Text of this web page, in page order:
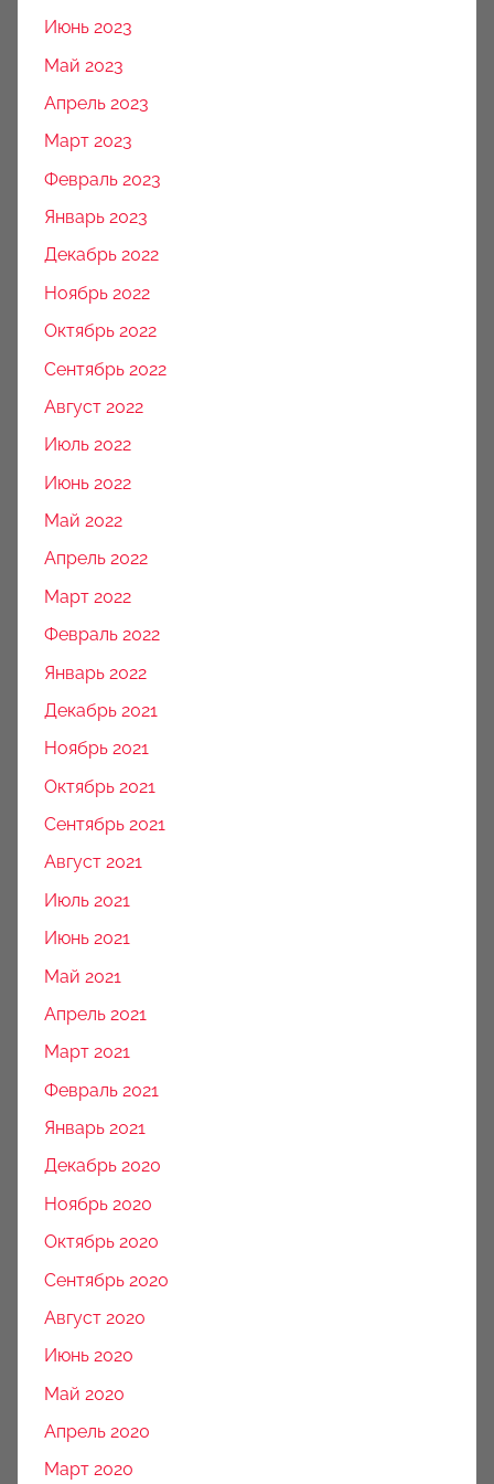
Июнь 2023
Май 2023
Апрель 2023
Март 2023
Февраль 2023
Январь 2023
Декабрь 2022
Ноябрь 2022
Октябрь 2022
Сентябрь 2022
Август 2022
Июль 2022
Июнь 2022
Май 2022
Апрель 2022
Март 2022
Февраль 2022
Январь 2022
Декабрь 2021
Ноябрь 2021
Октябрь 2021
Сентябрь 2021
Август 2021
Июль 2021
Июнь 2021
Май 2021
Апрель 2021
Март 2021
Февраль 2021
Январь 2021
Декабрь 2020
Ноябрь 2020
Октябрь 2020
Сентябрь 2020
Август 2020
Июнь 2020
Май 2020
Апрель 2020
Март 2020